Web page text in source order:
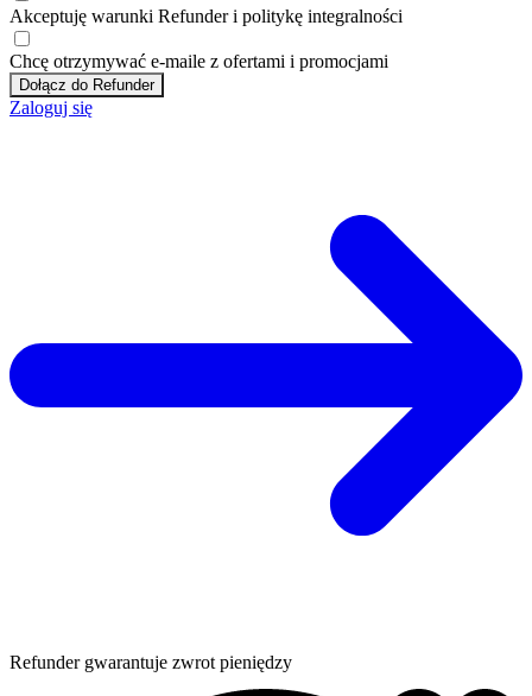
Akceptuję warunki Refunder i politykę integralności
Chcę otrzymywać e-maile z ofertami i promocjami
Dołącz do Refunder
Zaloguj się
Refunder gwarantuje zwrot pieniędzy